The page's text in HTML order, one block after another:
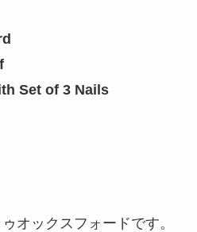
Set of 3 Nails
オックスフォードです。